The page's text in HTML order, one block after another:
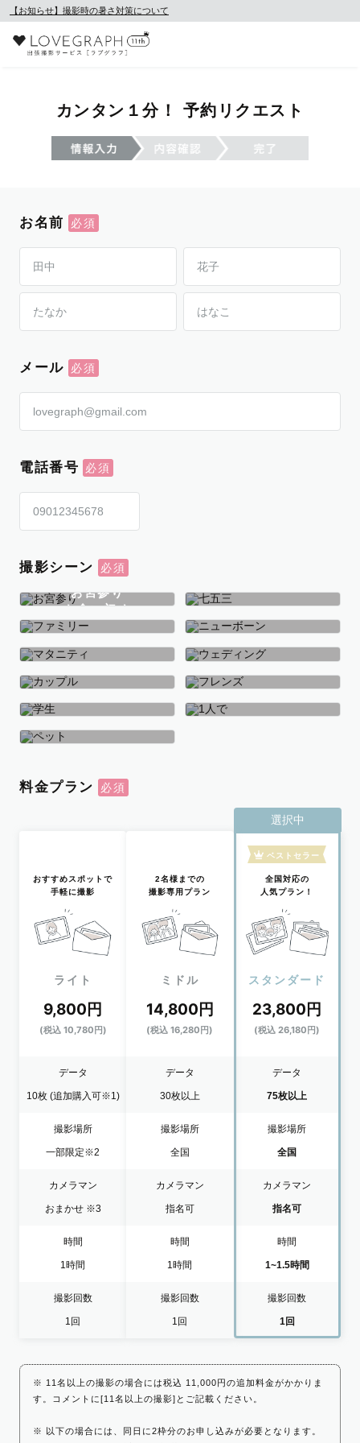
【お知らせ】撮影時の暑さ対策について
カンタン１分！ 予約リクエスト
お名前
メール
電話番号
撮影シーン
お宮参り
お食い初め
七五三
ファミリー ニューボーン
マタニティ ウェディング
カップル フレンズ
学生
料金プラン
おすすめスポットで
手軽に撮影
ライト
9,800円
(税込 10,780円)
データ
10枚 (追加購入可※1)
撮影場所
一部限定※2
カメラマン
おまかせ ※3
時間
1時間
撮影回数
1回
2名様までの
撮影専用プラン
ミドル
14,800円
(税込 16,280円)
データ
30枚以上
撮影場所
全国
カメラマン
指名可
時間
1時間
撮影回数
1回
選択中
ベストセラー
全国対応の
人気プラン！
スタンダード
23,800円
(税込 26,180円)
データ
75枚以上
撮影場所
全国
カメラマン
指名可
時間
1~1.5時間
撮影回数
1回
※ 11名以上の撮影の場合には税込 11,000円の追加料金がかかりま
す。コメントに[11名以上の撮影]とご記載ください。
※ 以下の場合には、同日に2枠分のお申し込みが必要となります。